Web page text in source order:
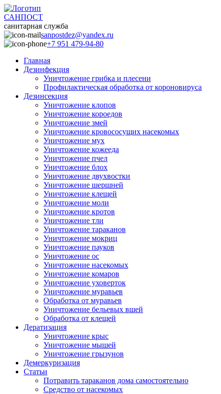
САНПОСТ
санитарная служба
sanpostdez@yandex.ru
+7 951 479-94-80
Главная
Дезинфекция
Уничтожение грибка и плесени
Профилактическая обработка от короновируса
Дезинсекция
Уничтожение клопов
Уничтожение короедов
Уничтожение змей
Уничтожение кровососущих насекомых
Уничтожение мух
Уничтожение кожееда
Уничтожение пчел
Уничтожение блох
Уничтожение двухвостки
Уничтожение шершней
Уничтожение клещей
Уничтожение моли
Уничтожение кротов
Уничтожение тли
Уничтожение тараканов
Уничтожение мокриц
Уничтожение пауков
Уничтожение ос
Уничтожение насекомых
Уничтожение комаров
Уничтожение уховерток
Уничтожение муравьев
Обработка от муравьев
Уничтожение бельевых вшей
Обработка от клещей
Дератизация
Уничтожение крыс
Уничтожение мышей
Уничтожение грызунов
Демеркуризация
Статьи
Потравить тараканов дома самостоятельно
Средство от насекомых